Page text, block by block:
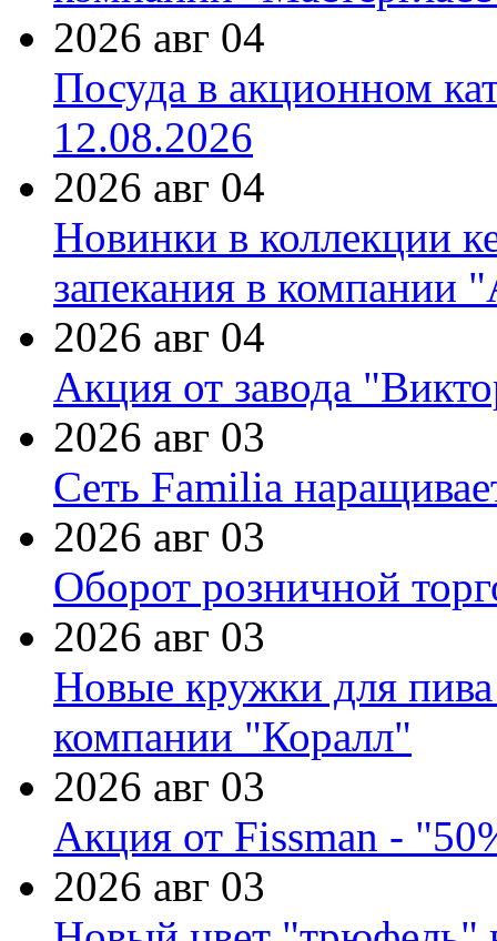
2026 авг 04
Посуда в акционном
12.08.2026
2026 авг 04
Новинки в коллекции
запекания в компании
2026 авг 04
Акция от завода
2026 авг 03
Сеть Familia
2026 авг 03
Оборот розничной
2026 авг 03
Новые кружки для
компании "Коралл"
2026 авг 03
Акция от Fissman -
2026 авг 03